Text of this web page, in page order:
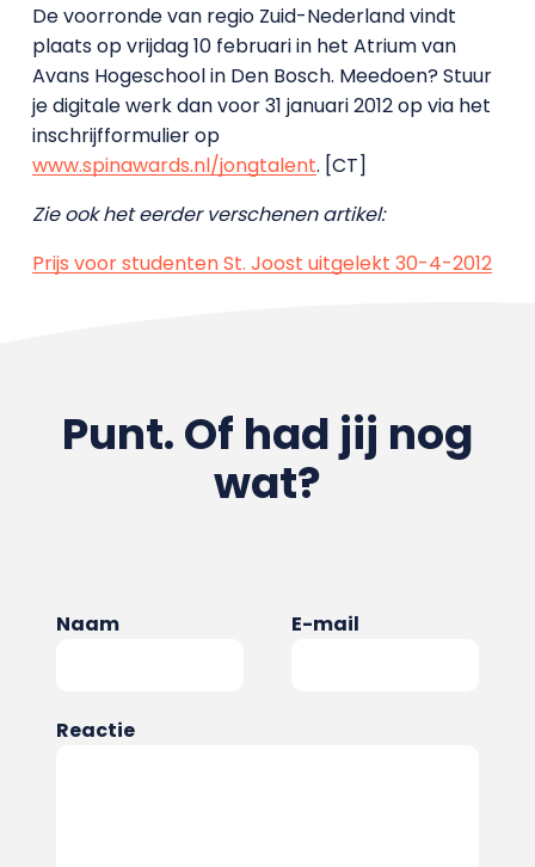
De voorronde van regio Zuid-Nederland vindt
plaats op vrijdag 10 februari in het Atrium van
Avans Hogeschool in Den Bosch. Meedoen? Stuur
je digitale werk dan voor 31 januari 2012 op via het
inschrijfformulier op
www.spinawards.nl/jongtalent. [CT]
Zie ook het eerder verschenen artikel:
Prijs voor studenten St. Joost uitgelekt 30-4-2012
Punt. Of had jij nog
wat?
Naam E-mail
Reactie